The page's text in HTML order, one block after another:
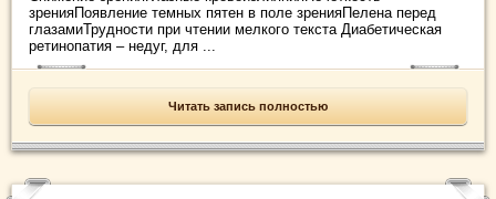
зренияПоявление темных пятен в поле зренияПелена перед
глазамиТрудности при чтении мелкого текста Диабетическая
ретинопатия – недуг, для ...
Читать запись полностью